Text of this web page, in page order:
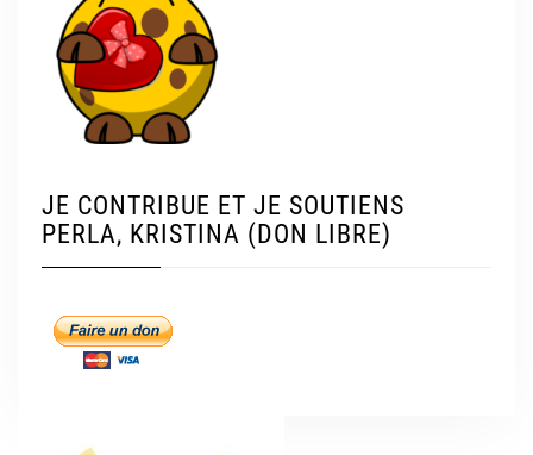
JE CONTRIBUE ET JE SOUTIENS
PERLA, KRISTINA (DON LIBRE)